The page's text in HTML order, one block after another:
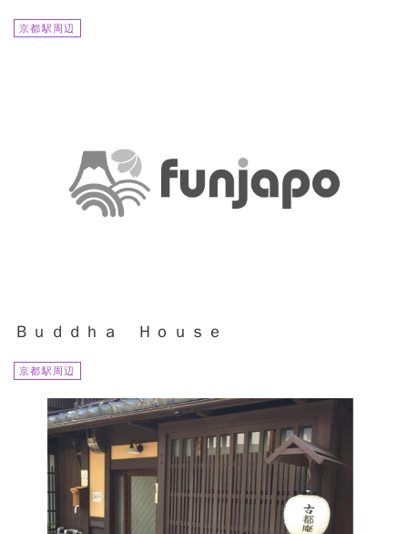
京都駅周辺
Ｂｕｄｄｈａ Ｈｏｕｓｅ
京都駅周辺